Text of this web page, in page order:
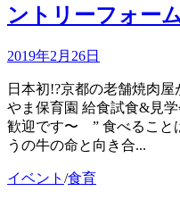
ントリーフォー
2019年2月26日
日本初!?京都の老舗焼肉
やま保育園 給食試食&見
歓迎です〜 ” 食べること
うの牛の命と向き合...
イベント /食育